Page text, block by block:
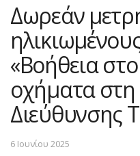
Δωρεάν
«Βοήθεια στο
οχήματα στη
Διεύθυνσης
6 Ιουνίου 2025